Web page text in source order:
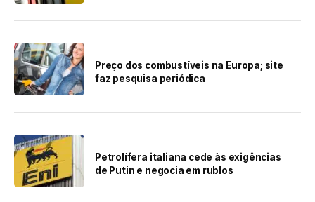
Preço dos combustíveis na Europa; site
faz pesquisa periódica
Petrolífera italiana cede às exigências
de Putin e negocia em rublos